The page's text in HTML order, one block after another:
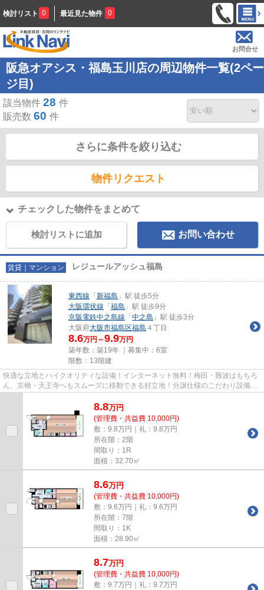
検討リスト 0 最近見た物件 0
お問合せ
阪急オアシス・福島玉川店の周辺物件一覧(2ペー
ジ目)
該当物件 28 件
販売数 60 件
さらに条件を絞り込む
物件リクエスト
チェックした物件をまとめて
検討リストに追加 お問い合わせ
賃貸｜マンション レジュールアッシュ福島
東西線 「 新福島 」駅 徒歩5分
大阪環状線 「 福島 」駅 徒歩9分
京阪電鉄中之島線 「 中之島 」駅 徒歩3分
大阪府大阪市福島区福島 ４丁目
8.6万円～9.9万円
築年数：築19年 ｜募集中： 6室
階数：13階建
快適な立地とハイクオリティな設備！インターネット無料！梅田・難波はもちろ
ん、京橋・天王寺へもスムーズに移動できる好立地！分譲仕様のこだわり設備で
8.8万円
(管理費・共益費 10,000円)
敷：9.8万円｜礼：9.8万円
所在階：2階
間取り：1R
面積：32.70㎡
8.6万円
(管理費・共益費 10,000円)
敷：9.6万円｜礼：9.6万円
所在階：7階
間取り：1K
面積：28.90㎡
8.7万円
(管理費・共益費 10,000円)
敷：9.7万円｜礼：9.7万円